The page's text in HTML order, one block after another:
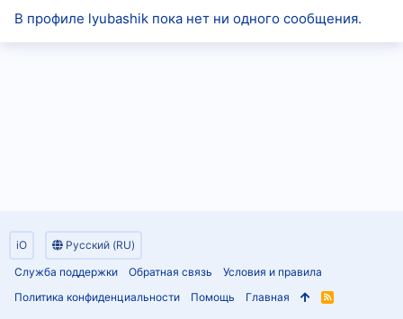
В профиле lyubashik пока нет ни одного сообщения.
iO
Русский (RU)
Служба поддержки
Обратная связь
Условия и правила
Политика конфиденциальности
Помощь Главная
R